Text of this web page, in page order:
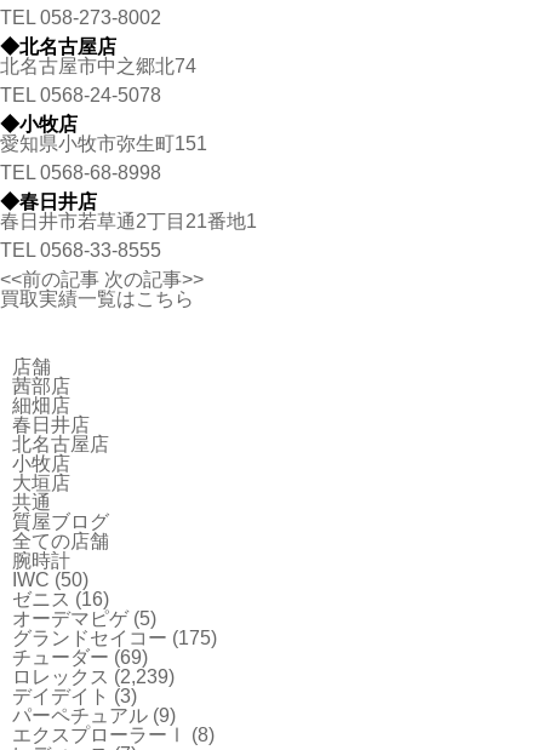
TEL 058-273-8002
◆北名古屋店
北名古屋市中之郷北74
TEL 0568-24-5078
◆小牧店
愛知県小牧市弥生町151
TEL 0568-68-8998
◆春日井店
春日井市若草通2丁目21番地1
TEL 0568-33-8555
<<前の記事 次の記事>>
買取実績一覧はこちら
店舗
茜部店
細畑店
春日井店
北名古屋店
小牧店
大垣店
共通
質屋ブログ
全ての店舗
腕時計
IWC (50)
ゼニス (16)
オーデマピゲ(5)
グランドセイコー (175)
チューダー (69)
ロレックス (2,239)
デイデイト (3)
パーペチュアル (9)
エクスプローラーⅠ
(8)